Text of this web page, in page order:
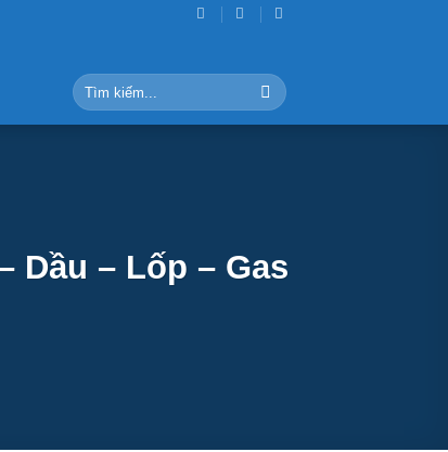
Tìm
kiếm:
Dầu – Lốp – Gas